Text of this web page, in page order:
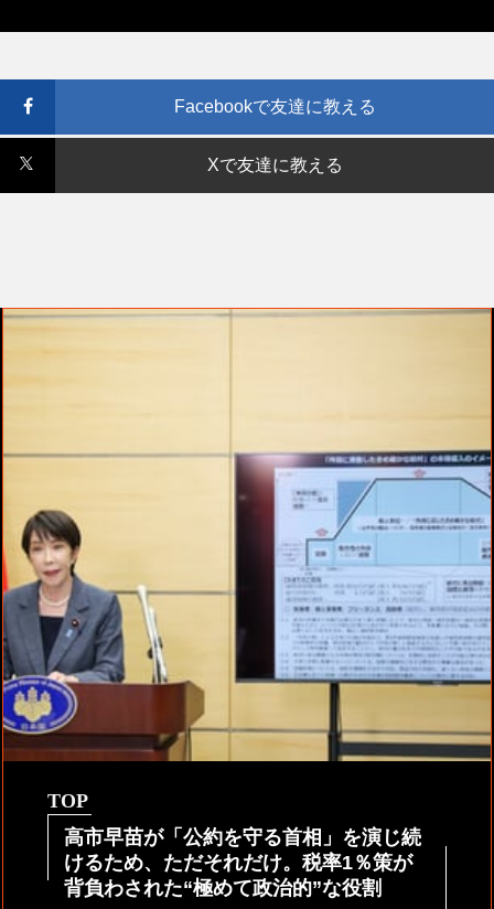
Facebookで友達に教える
Xで友達に教える
TOP
高市早苗が「公約を守る首相」を演じ続
けるため、ただそれだけ。税率1％策が
背負わされた“極めて政治的”な役割